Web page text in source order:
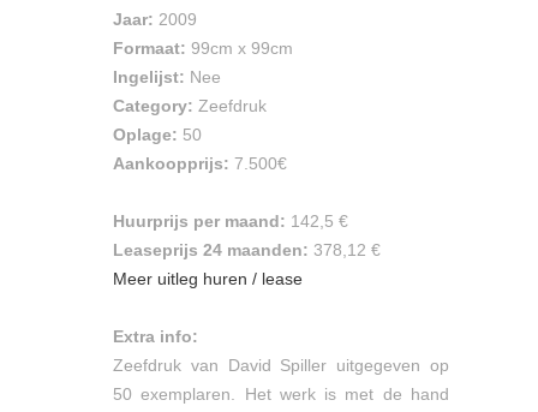
Jaar: 2009
Formaat: 99cm x 99cm
Ingelijst: Nee
Category: Zeefdruk
Oplage: 50
Aankoopprijs: 7.500€
Huurprijs per maand: 142,5 €
Leaseprijs 24 maanden: 378,12 €
Meer uitleg huren / lease
Extra info:
Zeefdruk van David Spiller uitgegeven op
50 exemplaren. Het werk is met de hand